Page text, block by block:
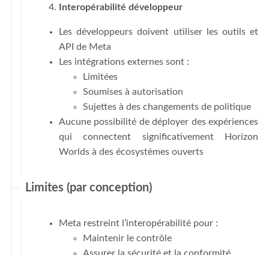
Interopérabilité développeur
Les développeurs doivent utiliser les outils et
API de Meta
Les intégrations externes sont :
Limitées
Soumises à autorisation
Sujettes à des changements de politique
Aucune possibilité de déployer des expériences
qui connectent significativement Horizon
Worlds à des écosystèmes ouverts
Limites (par conception)
Meta restreint l’interopérabilité pour :
Maintenir le contrôle